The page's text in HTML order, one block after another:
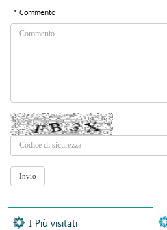
* Commento
I Più visitati